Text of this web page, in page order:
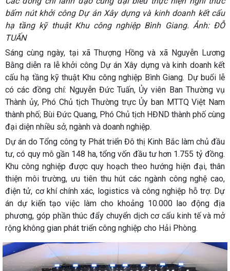
bấm nút khởi công Dự án Xây dựng và kinh doanh kết cấu
hạ tầng kỹ thuật Khu công nghiệp Bình Giang. Ảnh: ĐỖ
TUẤN
Sáng cùng ngày, tại xã Thượng Hồng và xã Nguyễn Lương
Bằng diễn ra lễ khởi công Dự án Xây dựng và kinh doanh kết
cấu hạ tầng kỹ thuật Khu công nghiệp Bình Giang. Dự buổi lễ
có các đồng chí: Nguyễn Đức Tuấn, Ủy viên Ban Thường vụ
Thành ủy, Phó Chủ tịch Thường trực Ủy ban MTTQ Việt Nam
thành phố; Bùi Đức Quang, Phó Chủ tịch HĐND thành phố cùng
đại diện nhiều sở, ngành và doanh nghiệp.
Dự án do Tổng công ty Phát triển Đô thị Kinh Bắc làm chủ đầu
tư, có quy mô gần 148 ha, tổng vốn đầu tư hơn 1.755 tỷ đồng.
Khu công nghiệp được quy hoạch theo hướng hiện đại, thân
thiện môi trường, ưu tiên thu hút các ngành công nghệ cao,
điện tử, cơ khí chính xác, logistics và công nghiệp hỗ trợ. Dự
án dự kiến tạo việc làm cho khoảng 10.000 lao động địa
phương, góp phần thúc đẩy chuyển dịch cơ cấu kinh tế và mở
rộng không gian phát triển công nghiệp cho Hải Phòng.